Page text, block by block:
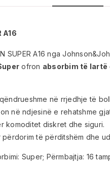
A16
SUPER A16 nga
ofron absorbim të lartë
në rrjedhje të
në ndjesinë e rehatshme
komoditet diskret dhe siguri.
të përditshëm dhe
Super; Përmbajtja: 16